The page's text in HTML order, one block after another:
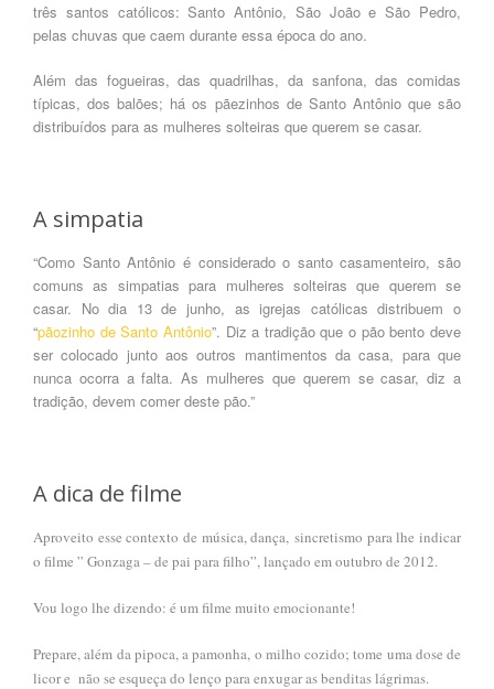
três santos católicos:Santo Antônio, São João e São Pedro,
pelas chuvas que caem durante essa época do ano.
Além das fogueiras, das quadrilhas, da sanfona, das comidas
típicas, dos balões; há os pãezinhos de Santo Antônio que são
distribuídos para as mulheres solteiras que querem se casar.
A simpatia
“Como Santo Antônio é considerado o santo casamenteiro, são
comuns as simpatias para mulheres solteiras que querem se
casar. No dia 13 de junho, as igrejas católicas distribuem o
“pãozinho de Santo Antônio”. Diz a tradição que o pão bento deve
ser colocado junto aos outros mantimentos da casa, para que
nunca ocorra a falta. As mulheres que querem se casar, diz a
tradição, devem comer deste pão.”
A dica de filme
Aproveito esse contexto de música, dança, sincretismo para lhe indicar
o filme ” Gonzaga – de pai para filho”, lançado em outubro de 2012.
Vou logo lhe dizendo: é um filme muito emocionante!
Prepare, além da pipoca, a pamonha, o milho cozido; tome uma dose de
licor e não se esqueça do lenço para enxugar as benditas lágrimas.